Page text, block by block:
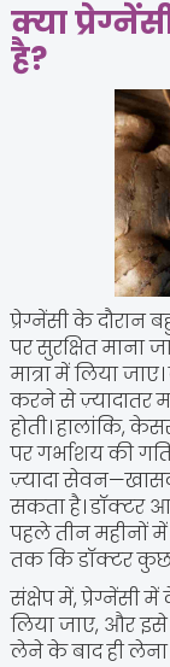
क्या
है?
प्रेग्नेंसी के दौरान
पर सुरक्षित माना
मात्रा में लिया
करने से ज़्यादातर
होती। हालांकि,
पर गर्भाशय की
ज़्यादा
सकता है। डॉक्टर
पहले तीन महीनों
तक कि डॉक्टर
संक्षेप में, प्रेग्नेंसी में
लिया जाए, और
लेने के बाद ही लेना